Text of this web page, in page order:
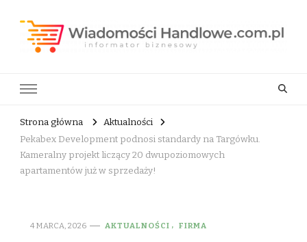
Strona główna
Aktualności
Pekabex Development podnosi standardy na Targówku.
Kameralny projekt liczący 20 dwupoziomowych
apartamentów już w sprzedaży!
4 MARCA, 2026 AKTUALNOŚCI FIRMA